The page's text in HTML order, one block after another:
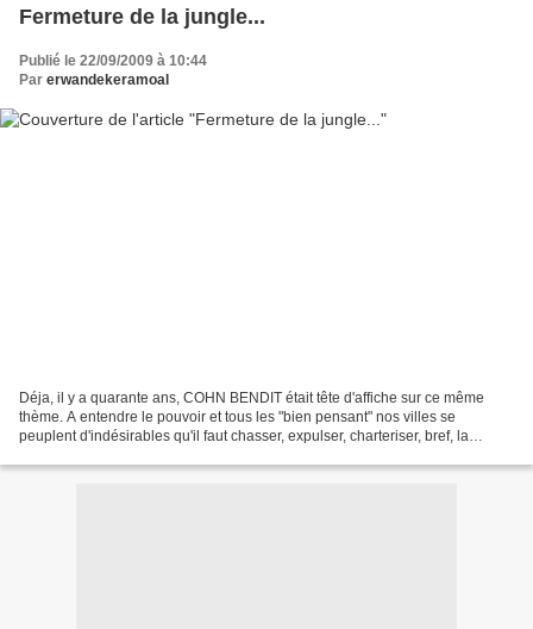
Fermeture de la jungle...
Publié le 22/09/2009 à 10:44
Par erwandekeramoal
Déja, il y a quarante ans, COHN BENDIT était tête d'affiche sur ce même
thème. A entendre le pouvoir et tous les "bien pensant" nos villes se
peuplent d'indésirables qu'il faut chasser, expulser, charteriser, bref, la